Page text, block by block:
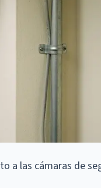
a las cámaras de